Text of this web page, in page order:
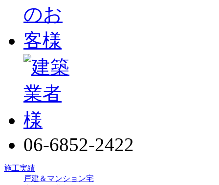
06-6852-2422
施工実績
戸建＆マンション宅